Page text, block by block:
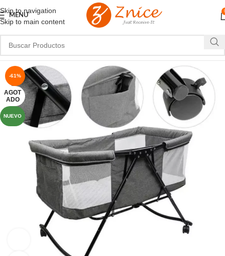
Skip to navigation
Skip to main content
MENU
-61%
AGOT
ADO
NUEVO